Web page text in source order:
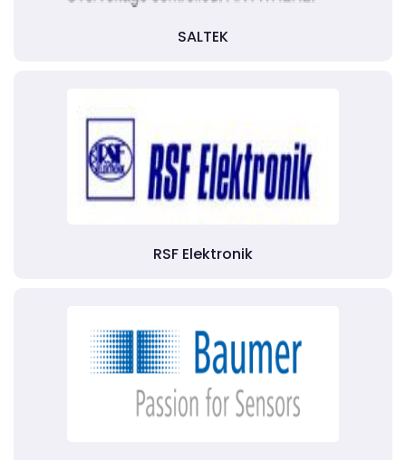
SALTEK
RSF Elektronik